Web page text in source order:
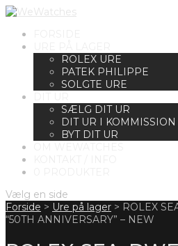
ROLEX URE
PATEK PHILIPPE
SOLGTE URE
SÆLG DIT UR
DIT UR I KOMMISSION
BYT DIT UR
Vælg en side
Forside > Ure på lager > ROLEX
“50TH ANNIVERSARY” – NEW